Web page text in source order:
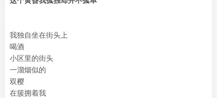
我独自坐在街头上
喝酒
小区里的街头
一溜烟似的
双樱
在簇拥着我